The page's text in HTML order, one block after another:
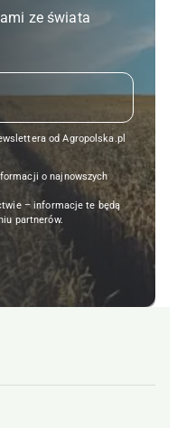
ze świata
od Agropolska.pl
o najnowszych
– informacje te będą
partnerów.